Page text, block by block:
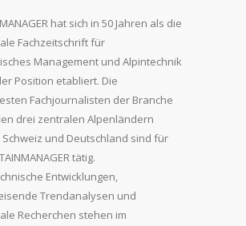
hat sich in 50 Jahren als die
Fachzeitschrift für
Management und Alpintechnik
Position etabliert. Die
Fachjournalisten der Branche
drei zentralen Alpenländern
Schweiz und Deutschland sind für
tätig.
Entwicklungen,
Trendanalysen und
Recherchen stehen im